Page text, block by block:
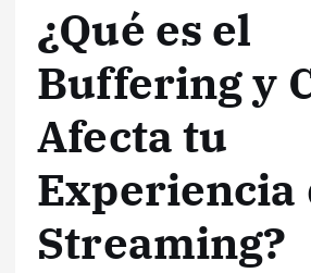
¿Qué es el
Buffering y
Afecta tu
Experiencia
Streaming?